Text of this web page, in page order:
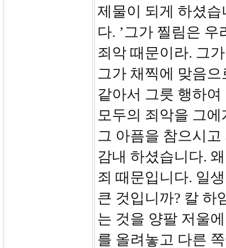
제물이 되게 하셨
다. ’그가 찔림은
죄악 때문이라. 그
그가 채찍에 맞음
같아서 그릇 행하
모두의 죄악을 그
그 아픔을 참으시
감내 하셨습니다.
죄 때문입니다. 일
큰 것입니까? 칼 하
는 것을 양팔 저울
를 올려놓고 다른